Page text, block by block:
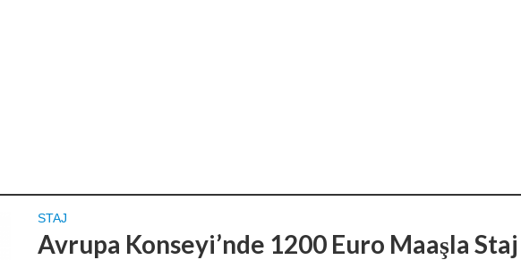
STAJ
Avrupa Konseyi’nde 1200 Euro Maaşla Staj